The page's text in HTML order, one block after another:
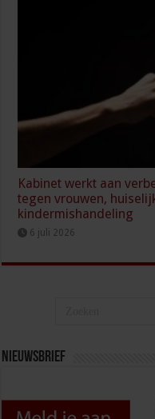
Kabinet werkt aan
tegen vrouwen,
kindermishandeling
6 juli 2026
Nieuwsbrief